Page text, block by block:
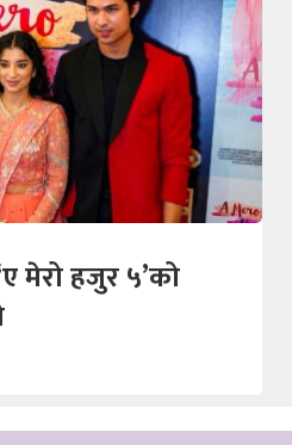
मेरो हजुर ५’को